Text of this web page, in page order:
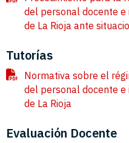
del personal docente e
de La Rioja ante
Tutorías
Normativa sobre el
del personal docente e
de La Rioja
Evaluación Docente